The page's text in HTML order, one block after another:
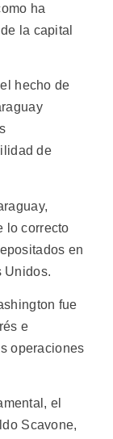
ha
la capital
hecho de
de
lo correcto
en
Unidos.
fue
e
operaciones
el
Scavone,